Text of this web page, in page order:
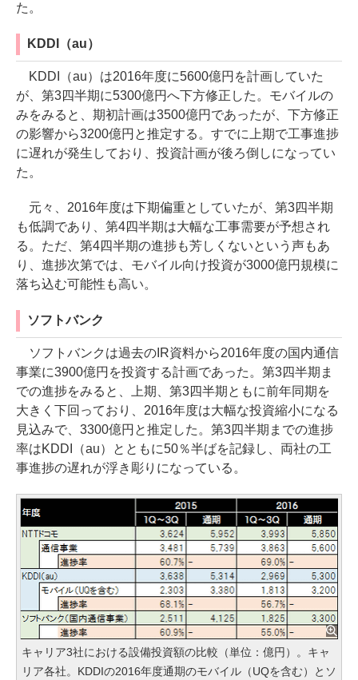
た。
KDDI（au）
KDDI（au）は2016年度に5600億円を計画していた
が、第3四半期に5300億円へ下方修正した。モバイルの
みをみると、期初計画は3500億円であったが、下方修正
の影響から3200億円と推定する。すでに上期で工事進捗
に遅れが発生しており、投資計画が後ろ倒しになってい
た。
元々、2016年度は下期偏重としていたが、第3四半期
も低調であり、第4四半期は大幅な工事需要が予想され
る。ただ、第4四半期の進捗も芳しくないという声もあ
り、進捗次第では、モバイル向け投資が3000億円規模に
落ち込む可能性も高い。
ソフトバンク
ソフトバンクは過去のIR資料から2016年度の国内通信
事業に3900億円を投資する計画であった。第3四半期ま
での進捗をみると、上期、第3四半期ともに前年同期を
大きく下回っており、2016年度は大幅な投資縮小になる
見込みで、3300億円と推定した。第3四半期までの進捗
率はKDDI（au）とともに50％半ばを記録し、両社の工
事進捗の遅れが浮き彫りになっている。
キャリア3社における設備投資額の比較（単位：億円）。キャ
リア各社。KDDIの2016年度通期のモバイル（UQを含む）とソ